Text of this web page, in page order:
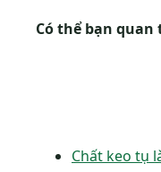
Có thể bạn quan
Chất keo tụ